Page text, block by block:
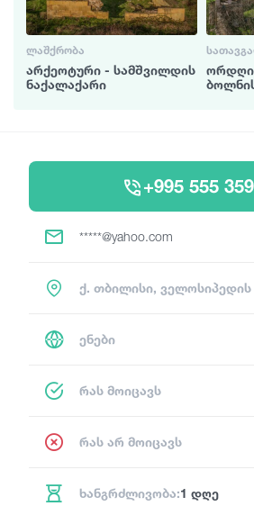
ᲚᲐᲨᲥᲠᲝᲑᲐ
არქეოტური - სამშვილდის
ნაქალაქარი
+995 555
*****@yahoo.com
ქ. თბილისი,
ენები
რას მოიცავს
რას არ მოიცავს
ხანგრძლივობა:1 დღე